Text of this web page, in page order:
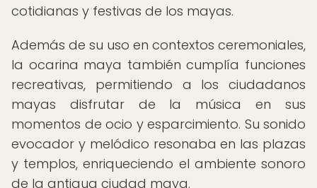
cotidianas y festivas de los mayas.
Además de su uso en contextos ceremoniales,
la ocarina maya también cumplía funciones
recreativas, permitiendo a los ciudadanos
mayas disfrutar de la música en sus
momentos de ocio y esparcimiento. Su sonido
evocador y melódico resonaba en las plazas
y templos, enriqueciendo el ambiente sonoro
de la antigua ciudad maya.